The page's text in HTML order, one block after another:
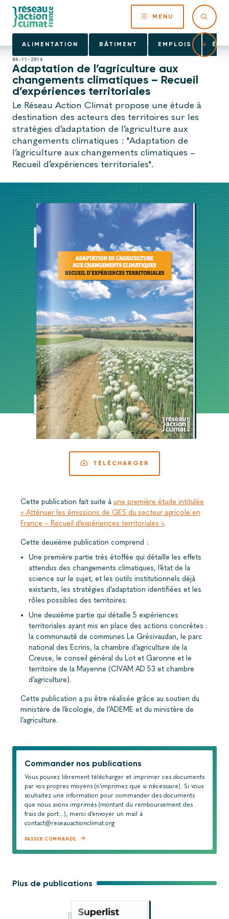
MENU
ALIMENTATION BÂTIMENT EMPLOIS
04-11-2014
Adaptation de l’agriculture aux
changements climatiques – Recueil
d’expériences territoriales
Le Réseau Action Climat propose une étude à
destination des acteurs des territoires sur les
stratégies d’adaptation de l’agriculture aux
changements climatiques : "Adaptation de
l’agriculture aux changements climatiques –
Recueil d’expériences territoriales".
TÉLÉCHARGER
Cette publication fait suite à une première étude intitulée
« Atténuer les émissions de GES du secteur agricole en
France – Recueil d’expériences territoriales ».
Cette deuxième publication comprend :
Une première partie très étoffée qui détaille les effets
attendus des changements climatiques, l’état de la
science sur le sujet, et les outils institutionnels déjà
existants, les stratégies d’adaptation identifiées et les
rôles possibles des territoires.
Une deuxième partie qui détaille 5 expériences
territoriales ayant mis en place des actions concrètes :
la communauté de communes Le Grésivaudan, le parc
national des Ecrins, la chambre d’agriculture de la
Creuse, le conseil général du Lot et Garonne et le
territoire de la Mayenne (CIVAM AD 53 et chambre
d’agriculture).
Cette publication a pu être réalisée grâce au soutien du
ministère de l’écologie, de l’ADEME et du ministère de
l’agriculture.
Commander nos publications
Vous pouvez librement télécharger et imprimer ces documents
par vos propres moyens (n'imprimez que si nécessaire). Si vous
souhaitez une information pour commander des documents
que nous avons imprimés (montant du remboursement des
frais de port…), merci d’envoyer un mail à
contact@reseauactionclimat.org
PASSER COMMANDE
Plus de publications